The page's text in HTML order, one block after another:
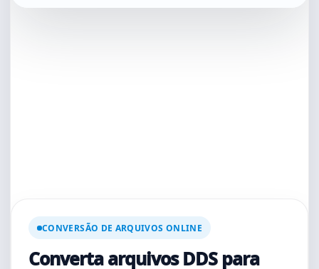
CONVERSÃO DE ARQUIVOS ONLINE
Converta arquivos DDS para